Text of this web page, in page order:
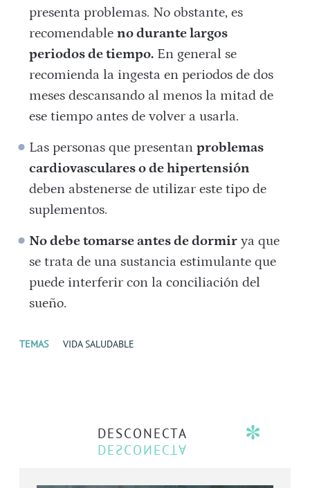
presenta problemas. No obstante, es
recomendable no durante largos
periodos de tiempo. En general se
recomienda la ingesta en periodos de dos
meses descansando al menos la mitad de
ese tiempo ​antes de volver a usarla.
Las personas que presentan ​problemas
cardiovasculares ​o de ​hipertensión
deben abstenerse de utilizar este tipo de
suplementos.
No debe tomarse antes de dormir ya que
se trata de una sustancia estimulante que
puede interferir con la ​conciliación del
sueño​.
TEMAS VIDA SALUDABLE
DESCONECTA